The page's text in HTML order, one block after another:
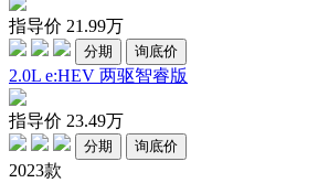
指导价 21.99万
分期 询底价
2.0L e:HEV 两驱智睿版
指导价 23.49万
分期 询底价
2023款